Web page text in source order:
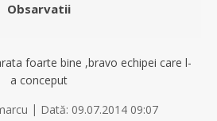
Obsarvatii
foarte bine ,bravo echipei care l-
a conceput
| Dată: 09.07.2014 09:07